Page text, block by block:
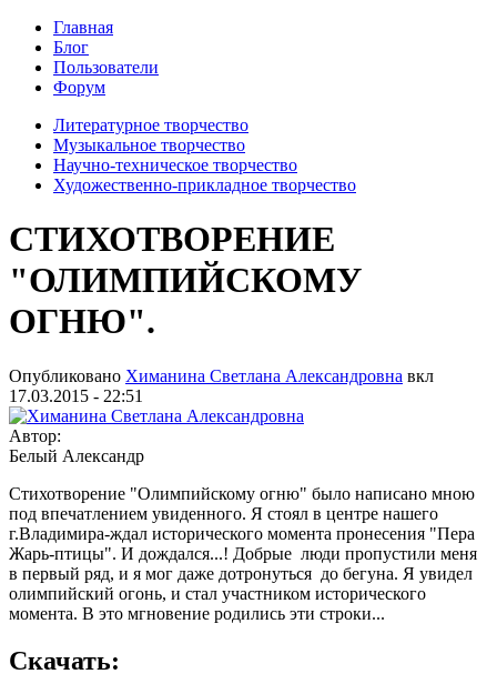
Главная
Блог
Пользователи
Форум
Литературное творчество
Музыкальное творчество
Научно-техническое творчество
Художественно-прикладное творчество
СТИХОТВОРЕНИЕ
"ОЛИМПИЙСКОМУ
ОГНЮ".
Опубликовано Химанина Светлана Александровна вкл
17.03.2015 - 22:51
Автор:
Белый Александр
Стихотворение "Олимпийскому огню" было написано мною
под впечатлением увиденного. Я стоял в центре нашего
г.Владимира-ждал исторического момента пронесения "Пера
Жарь-птицы". И дождался...! Добрые люди пропустили меня
в первый ряд, и я мог даже дотронуться до бегуна. Я увидел
олимпийский огонь, и стал участником исторического
момента. В это мгновение родились эти строки...
Скачать: